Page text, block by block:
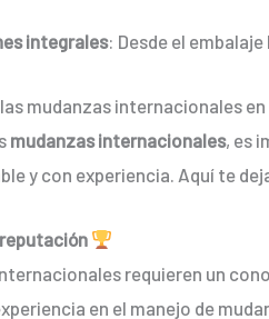
integrales: Desde el
mudanzas internacionales
mudanzas internacionales, es
y con experiencia. Aquí te
requieren un
en el manejo de